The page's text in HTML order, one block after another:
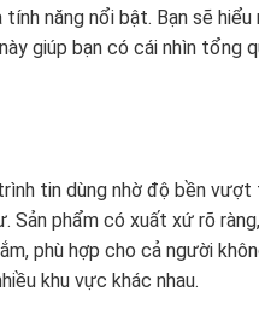
năng nổi bật. Bạn sẽ
giúp bạn có cái nhìn tổng
tin dùng nhờ độ bền
Sản phẩm có xuất xứ rõ
phù hợp cho cả người
khu vực khác nhau.